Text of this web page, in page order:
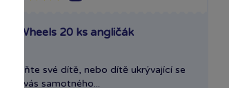
Hot Wheels 20 ks angličák
Odměňte své dítě, nebo dítě ukrývající se
uvnitř vás samotného...